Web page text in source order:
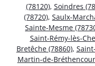
(78120), Soindres
(78720), Saulx-
Sainte-Mesme
Saint-Rémy-lès-
Bretêche (78860),
Martin-de-